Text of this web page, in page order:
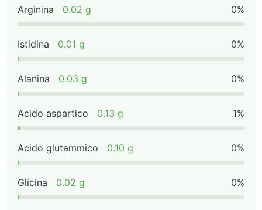
Arginina 0.02 g 0%
Istidina 0.01 g 0%
Alanina 0.03 g 0%
Acido aspartico 0.13 g 1%
Acido glutammico 0.10 g 0%
Glicina 0.02 g 0%